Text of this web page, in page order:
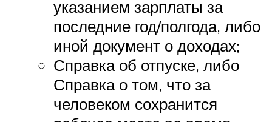
указанием зарплаты за
последние год/полгода, либо
иной документ о доходах;
Справка об отпуске, либо
Справка о том, что за
человеком сохранится